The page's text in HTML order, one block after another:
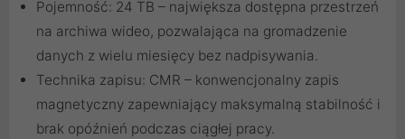
Pojemność: 24 TB – największa dostępna przestrzeń
na archiwa wideo, pozwalająca na gromadzenie
danych z wielu miesięcy bez nadpisywania.
Technika zapisu: CMR – konwencjonalny zapis
magnetyczny zapewniający maksymalną stabilność i
brak opóźnień podczas ciągłej pracy.